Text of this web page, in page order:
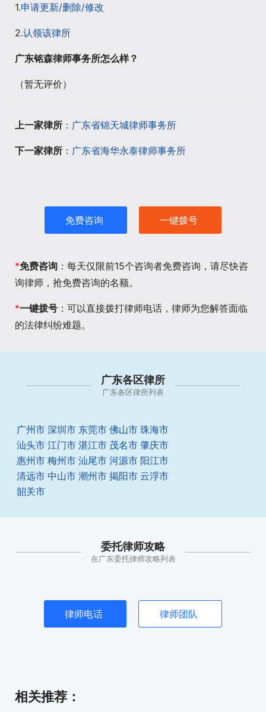
1.申请更新/删除/修改
2.认领该律所
广东铭森律师事务所怎么样？
（暂无评价）
上一家律所 ： 广东省锦天城律师事务所
下一家律所 ： 广东省海华永泰律师事务所
免费咨询 一键拨号
*免费咨询 ：每天仅限前15个咨询者免费咨询，请尽快咨
询律师，抢免费咨询的名额。
*一键拨号 ：可以直接拨打律师电话，律师为您解答面临
的法律纠纷难题。
广东各区律所
广东各区律所列表
广州市 深圳市 东莞市 佛山市 珠海市
汕头市 江门市 湛江市 茂名市 肇庆市
惠州市 梅州市 汕尾市 河源市 阳江市
清远市 中山市 潮州市 揭阳市 云浮市
韶关市
委托律师攻略
在广东委托律师攻略列表
律师电话 律师团队
相关推荐 ：